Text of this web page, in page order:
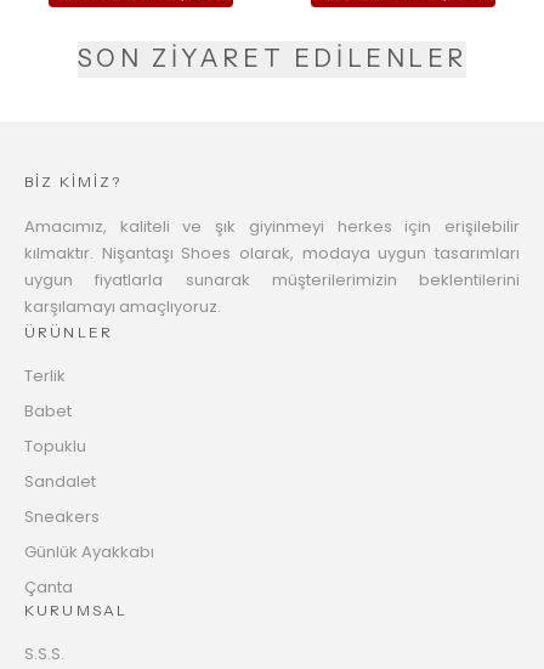
SON ZİYARET EDİLENLER
BİZ KİMİZ?
Amacımız, kaliteli ve şık giyinmeyi herkes için erişilebilir
kılmaktır. Nişantaşı Shoes olarak, modaya uygun tasarımları
uygun fiyatlarla sunarak müşterilerimizin beklentilerini
karşılamayı amaçlıyoruz.
ÜRÜNLER
Terlik
Babet
Topuklu
Sandalet
Sneakers
Günlük Ayakkabı
Çanta
KURUMSAL
S.S.S.